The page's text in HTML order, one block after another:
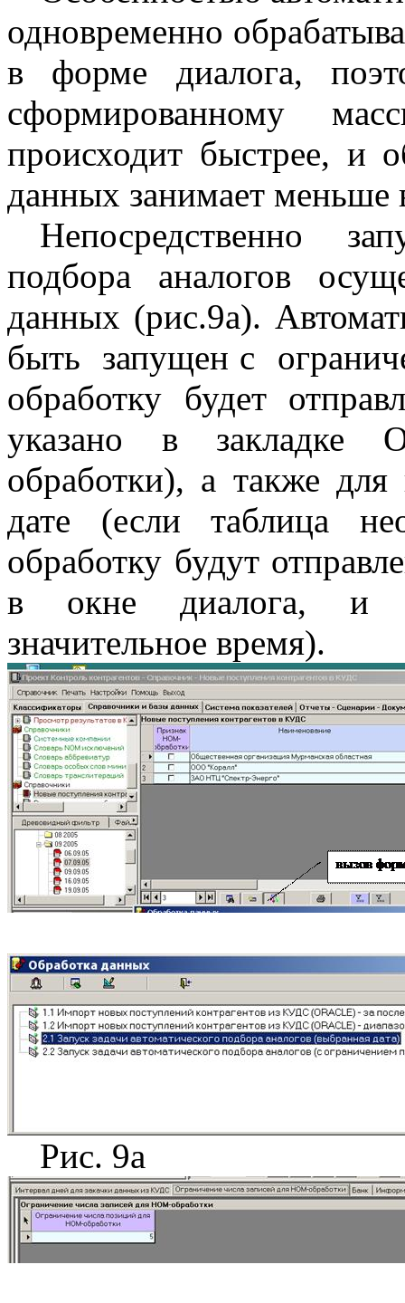
одновременно
в форме диалога,
сформированному
происходит быстрее, и
данных занимает меньше
Непосредственно
подбора аналогов
данных (рис.9а).
быть
запущен с
обработку будет
указано в закладке
обработки), а также
дате (если таблица
обработку будут
в окне диалога, и
значительное время).
Рис. 9а